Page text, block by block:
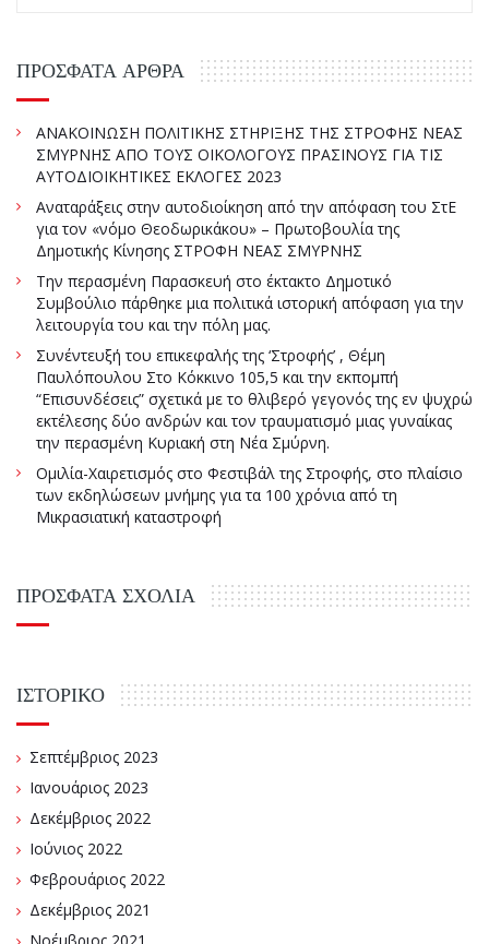
ΠΡΌΣΦΑΤΑ ΆΡΘΡΑ
ΑΝΑΚΟΙΝΩΣΗ ΠΟΛΙΤΙΚΗΣ ΣΤΗΡΙΞΗΣ ΤΗΣ ΣΤΡΟΦΗΣ ΝΕΑΣ
ΣΜΥΡΝΗΣ ΑΠΟ ΤΟΥΣ ΟΙΚΟΛΟΓΟΥΣ ΠΡΑΣΙΝΟΥΣ ΓΙΑ ΤΙΣ
ΑΥΤΟΔΙΟΙΚΗΤΙΚΕΣ ΕΚΛΟΓΕΣ 2023
Αναταράξεις στην αυτοδιοίκηση από την απόφαση του ΣτΕ
για τον «νόμο Θεοδωρικάκου» – Πρωτοβουλία της
Δημοτικής Κίνησης ΣΤΡΟΦΗ ΝΕΑΣ ΣΜΥΡΝΗΣ
Την περασμένη Παρασκευή στο έκτακτο Δημοτικό
Συμβούλιο πάρθηκε μια πολιτικά ιστορική απόφαση για την
λειτουργία του και την πόλη μας.
Συνέντευξή του επικεφαλής της ‘Στροφής’ , Θέμη
Παυλόπουλου Στο Κόκκινο 105,5 και την εκπομπή
“Επισυνδέσεις” σχετικά με το θλιβερό γεγονός της εν ψυχρώ
εκτέλεσης δύο ανδρών και τον τραυματισμό μιας γυναίκας
την περασμένη Κυριακή στη Νέα Σμύρνη.
Ομιλία-Χαιρετισμός στο Φεστιβάλ της Στροφής, στο πλαίσιο
των εκδηλώσεων μνήμης για τα 100 χρόνια από τη
Μικρασιατική καταστροφή
ΠΡΌΣΦΑΤΑ ΣΧΌΛΙΑ
ΙΣΤΟΡΙΚΌ
Σεπτέμβριος 2023
Ιανουάριος 2023
Δεκέμβριος 2022
Ιούνιος 2022
Φεβρουάριος 2022
Δεκέμβριος 2021
Νοέμβριος 2021